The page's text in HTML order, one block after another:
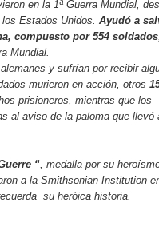
en la 1ª Guerra Mundial,
los Estados Unidos. Ayudó a
compuesto por 554 soldados
Mundial.
y sufrían por recibir
murieron en acción, otros
prisioneros, mientras que los
al aviso de la paloma que llevó
“ , medalla por su
a la Smithsonian Institution
su heróica historia.